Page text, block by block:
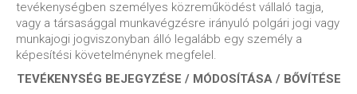
tevékenységben személyes közreműködést vállaló tagja,
vagy a társasággal munkavégzésre irányuló polgári jogi vagy
munkajogi jogviszonyban álló legalább egy személy a
képesítési követelménynek megfelel.
TEVÉKENYSÉG BEJEGYZÉSE / MÓDOSÍTÁSA / BŐVÍTÉSE